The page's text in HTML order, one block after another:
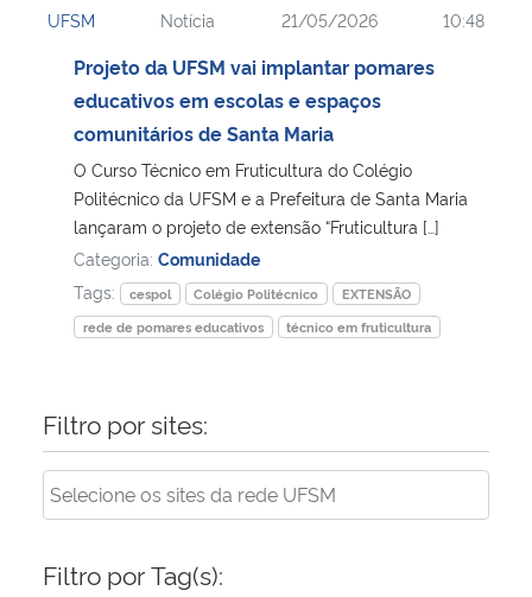
Ministério da Cidadania
Ministério da Saúde
Ministério de Minas e Energia
Ministério da Ciência, Tecnologia, Inovações e Comunicações
Ministério do Meio Ambiente
Ministério do Turismo
Ministério da Mulher, da Família e dos Direitos Humanos
Secretaria-Geral
UFSM Notícia 21/05/2026 10:48
Projeto da UFSM vai implantar pomares
educativos em escolas e espaços
comunitários de Santa Maria
O Curso Técnico em Fruticultura do Colégio
Politécnico da UFSM e a Prefeitura de Santa Maria
lançaram o projeto de extensão “Fruticultura […]
Categoria: Comunidade
Tags:
cespol Colégio Politécnico
EXTENSÃO
rede de pomares educativos
técnico em fruticultura
Filtro por sites:
Filtro por Tag(s):